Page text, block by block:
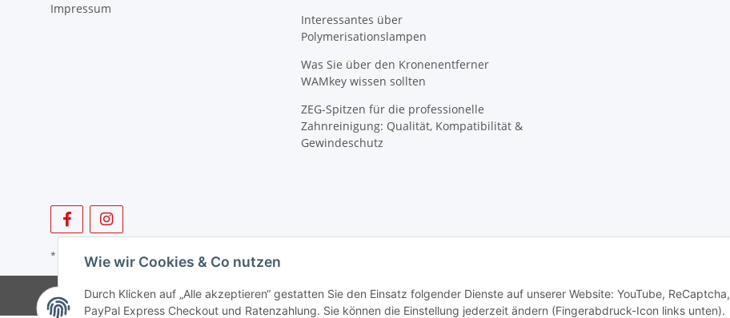
Impressum
Interessantes über
Polymerisationslampen
Was Sie über den Kronenentferner
WAMkey wissen sollten
ZEG-Spitzen für die professionelle
Zahnreinigung: Qualität, Kompatibilität &
Gewindeschutz
* Alle Preise zzgl. gesetzlicher USt., zzgl. Versand
© SpezialDental
Wie wir Cookies & Co nutzen
Durch Klicken auf „Alle akzeptieren“ gestatten Sie den Einsatz folgender Dienste auf unserer Website: YouTube, ReCaptcha,
PayPal Express Checkout und Ratenzahlung. Sie können die Einstellung jederzeit ändern (Fingerabdruck-Icon links unten).